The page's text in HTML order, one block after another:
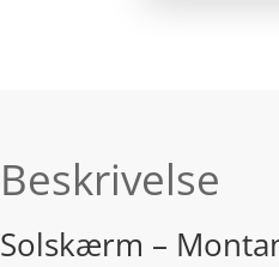
Beskrivelse
Solskærm –